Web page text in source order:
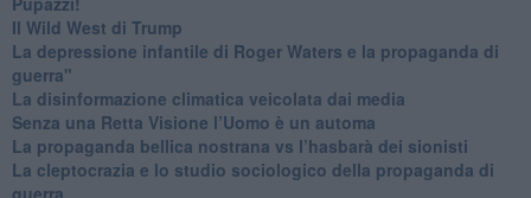
​Il Wild West di Trump
​La depressione infantile di Roger Waters e la propaganda di
guerra"
​La disinformazione climatica veicolata dai media
Senza una Retta Visione l’Uomo è un automa
​La propaganda bellica nostrana vs l’hasbarà dei sionisti
​La cleptocrazia e lo studio sociologico della propaganda di
guerra